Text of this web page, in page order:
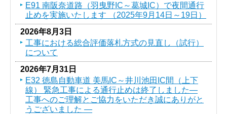
E91 南阪奈道路（羽曳野IC～葛󠄀城IC）で夜間通行
止めを実施いたします （2025年9月14日～19日）
2026年8月3日
工事における総合評価落札方式の見直し（試行）
について
2026年7月31日
E32 徳島自動車道 美馬IC～井川池田IC間（上下
線） 緊急工事による通行止めは終了しました―
工事へのご理解とご協力をいただき誠にありがと
うございました ―